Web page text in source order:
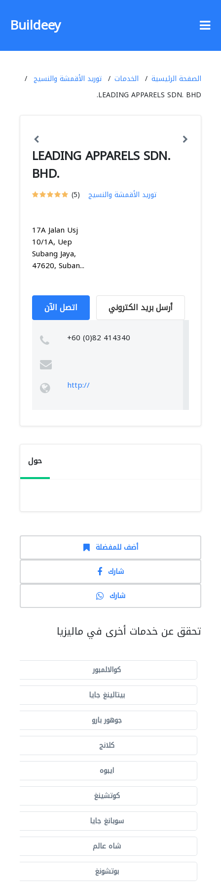
Buildeey
الصفحة الرئيسية الخدمات
توريد الأقمشة والنسيج
LEADING APPARELS SDN. BHD.
LEADING APPARELS SDN.
BHD.
(5) توريد الأقمشة والنسيج
17A Jalan Usj
10/1A, Uep
Subang Jaya,
47620, Suban...
اتصل الآن أرسل بريد الكتروني
+60 (0)82 414340
http://
حول
أضف للمفضلة
شارك
شارك
تحقق عن خدمات أخرى في ماليزيا
كوالالمبور
بيتالينغ جايا
جوهور بارو
كلانج
ايبوه
كوتشينغ
سوبانغ جايا
شاه عالم
بوتشونغ